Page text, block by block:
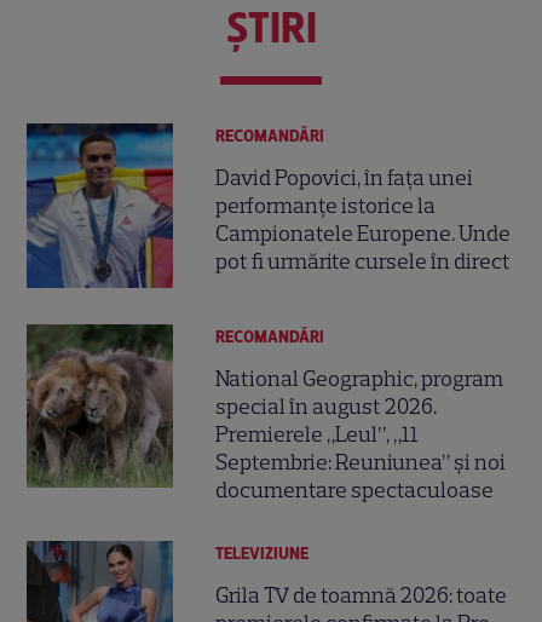
ŞTIRI
RECOMANDĂRI
David Popovici, în fața unei
performanțe istorice la
Campionatele Europene. Unde
pot fi urmărite cursele în direct
RECOMANDĂRI
National Geographic, program
special în august 2026.
Premierele „Leul”, „11
Septembrie: Reuniunea” și noi
documentare spectaculoase
TELEVIZIUNE
Grila TV de toamnă 2026: toate